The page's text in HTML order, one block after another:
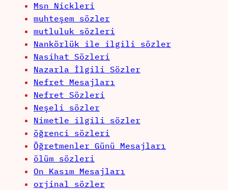
Msn Nickleri
muhteşem sözler
mutluluk sözleri
Nankörlük ile ilgili sözler
Nasihat Sözleri
Nazarla İlgili Sözler
Nefret Mesajları
Nefret Sözleri
Neşeli sözler
Nimetle ilgili sözler
öğrenci sözleri
Öğretmenler Günü Mesajları
ölüm sözleri
On Kasım Mesajları
orjinal sözler